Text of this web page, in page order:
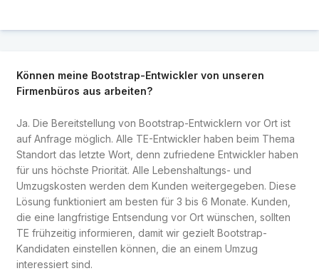
Können meine Bootstrap-Entwickler von unseren
Firmenbüros aus arbeiten?
Ja. Die Bereitstellung von Bootstrap-Entwicklern vor Ort ist
auf Anfrage möglich. Alle TE-Entwickler haben beim Thema
Standort das letzte Wort, denn zufriedene Entwickler haben
für uns höchste Priorität. Alle Lebenshaltungs- und
Umzugskosten werden dem Kunden weitergegeben. Diese
Lösung funktioniert am besten für 3 bis 6 Monate. Kunden,
die eine langfristige Entsendung vor Ort wünschen, sollten
TE frühzeitig informieren, damit wir gezielt Bootstrap-
Kandidaten einstellen können, die an einem Umzug
interessiert sind.